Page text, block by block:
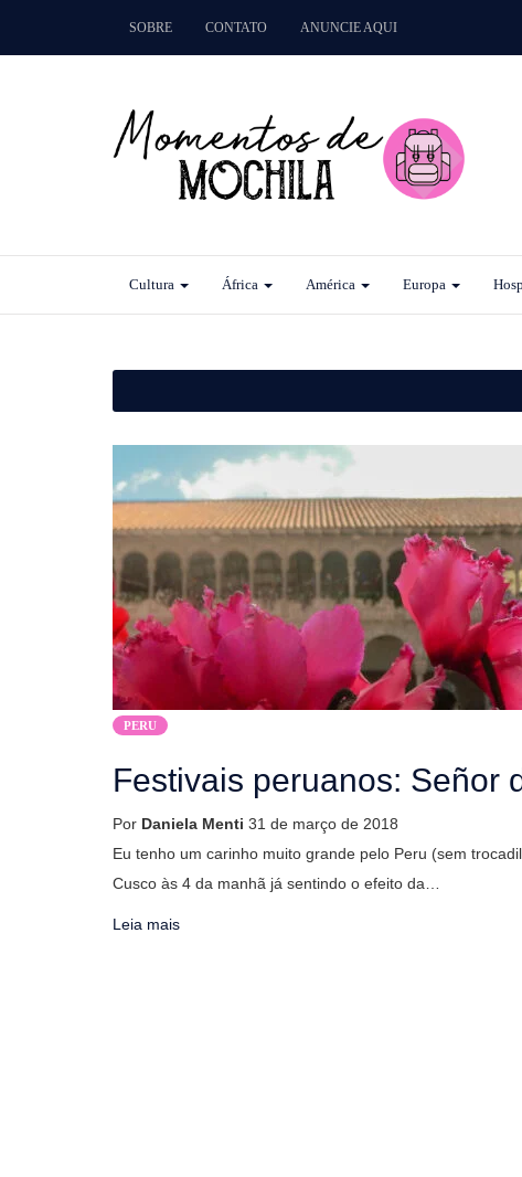
SOBRE CONTATO ANUNCIE AQUI
Cultura África América Europa
PERU
Festivais peruanos: Señor
Por Daniela Menti 31 de março de 2018
Eu tenho um carinho muito grande pelo Peru (sem
Cusco às 4 da manhã já sentindo o efeito da…
Leia mais